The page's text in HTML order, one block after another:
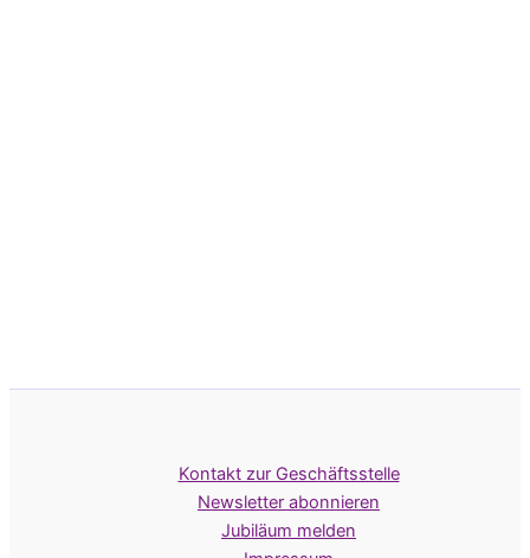
Kontakt zur Geschäftsstelle
Newsletter abonnieren
Jubiläum melden